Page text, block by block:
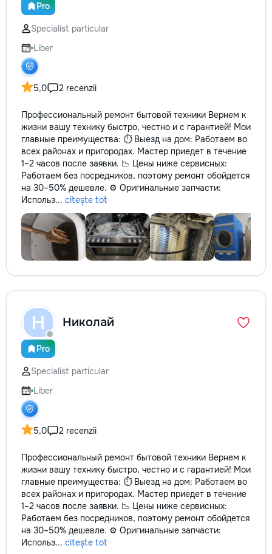
Pro
Specialist particular
Liber
5,0 2 recenzii
Профессиональный ремонт бытовой техники Вернем к
жизни вашу технику быстро, честно и с гарантией! Мои
главные преимущества: ⏱️ Выезд на дом: Работаем во
всех районах и пригородах. Мастер приедет в течение
1–2 часов после заявки. 📉 Цены ниже сервисных:
Работаем без посредников, поэтому ремонт обойдется
на 30–50% дешевле. ⚙️ Оригинальные запчасти:
Использ... citește tot
Н
Pro
Николай
Specialist particular
Liber
5,0 2 recenzii
Профессиональный ремонт бытовой техники Вернем к
жизни вашу технику быстро, честно и с гарантией! Мои
главные преимущества: ⏱️ Выезд на дом: Работаем во
всех районах и пригородах. Мастер приедет в течение
1–2 часов после заявки. 📉 Цены ниже сервисных:
Работаем без посредников, поэтому ремонт обойдется
на 30–50% дешевле. ⚙️ Оригинальные запчасти:
Использ... citește tot